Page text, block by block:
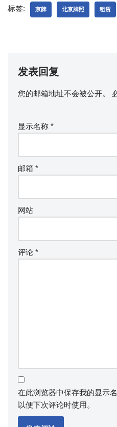
标签: 京牌 北京牌照 租赁
发表回复
您的邮箱地址不会被公开。
显示名称 *
邮箱 *
网站
评论 *
在此浏览器中保存我的显示
以便下次评论时使用。